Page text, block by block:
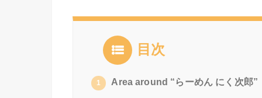
目次
1 Area around “らーめん にく次郎”